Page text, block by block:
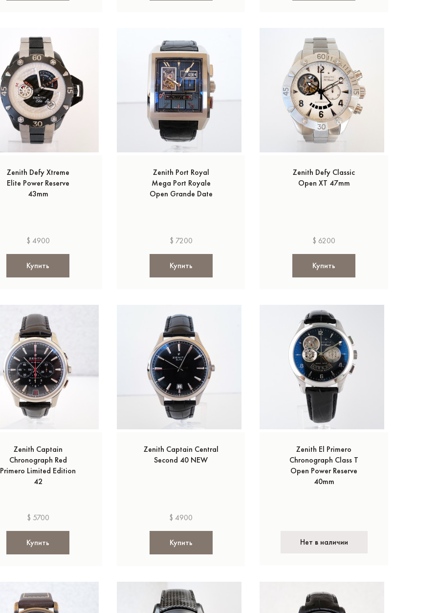
Zenith Defy Xtreme
Elite Power Reserve
43mm
$ 4900
Купить
Zenith Port Royal
Mega Port Royale
Open Grande Date
$ 7200
Купить
Zenith Defy Classic
Open XT 47mm
$ 6200
Купить
Zenith Captain
Chronograph Red
Primero Limited Edition
42
$ 5700
Купить
Zenith Captain Central
Second 40 NEW
$ 4900
Купить
Zenith El Primero
Chronograph Class T
Open Power Reserve
40mm
Нет в наличии